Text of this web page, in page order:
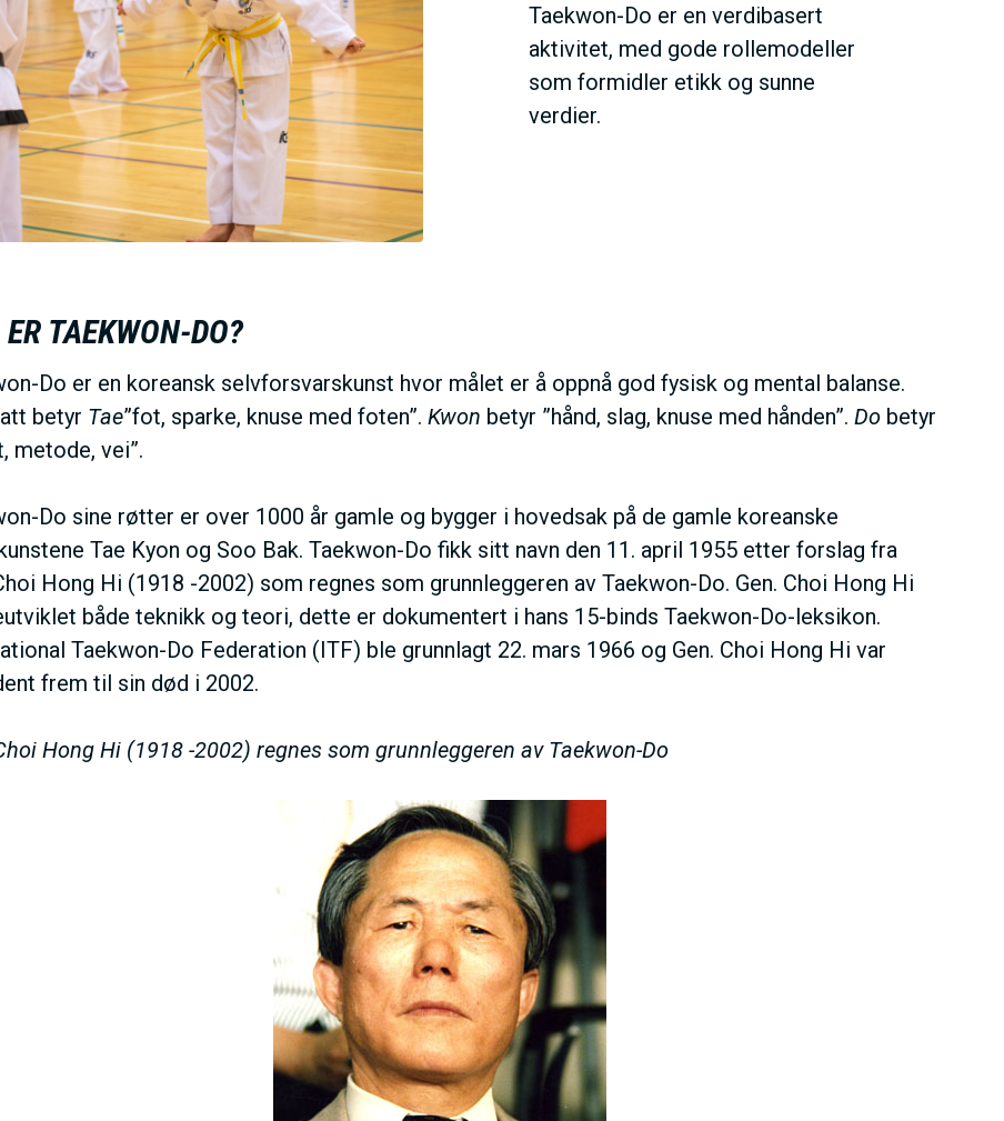
Taekwon-Do er en verdibasert
aktivitet, med gode rollemodeller
som formidler etikk og sunne
verdier.
TAEKWON-DO?
Do er en koreansk selvforsvarskunst hvor målet er å oppnå god fysisk og mental balanse.
betyr Tae”fot, sparke, knuse med foten”. Kwon betyr ”hånd, slag, knuse med hånden”. Dobetyr
metode, vei”.
Do sine røtter er over 1000 år gamle og bygger i hovedsak på de gamle koreanske
Tae Kyon og Soo Bak. Taekwon-Do fikk sitt navn den 11. april 1955 etter forslag fra
Hong Hi (1918 -2002) som regnes som grunnleggeren av Taekwon-Do. Gen. Choi Hong Hi
både teknikk og teori, dette er dokumentert i hans 15-binds Taekwon-Do-leksikon.
Taekwon-Do Federation (ITF) ble grunnlagt 22. mars 1966 og Gen. Choi Hong Hi var
frem til sin død i 2002.
Hong Hi (1918 -2002) regnes som grunnleggeren av Taekwon-Do